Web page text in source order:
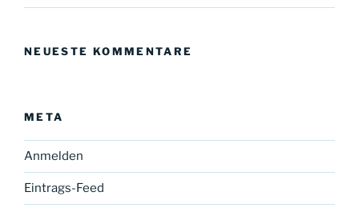
NEUESTE KOMMENTARE
META
Anmelden
Eintrags-Feed